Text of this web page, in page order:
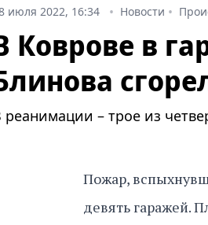
июля 2022, 16:34 Новости
Коврове в
реанимации – трое из
Пожар,
девять гаражей.